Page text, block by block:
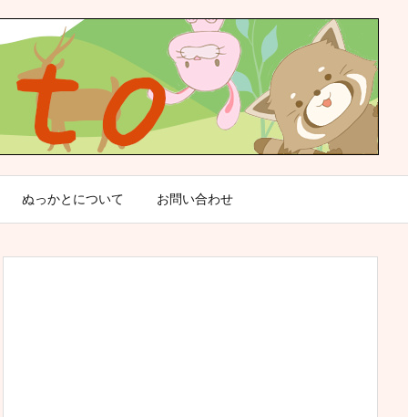
ぬっかとについて お問い合わせ